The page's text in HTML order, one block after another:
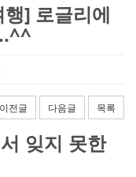
] 로글리에
이전글 다음글 목록
잊지 못한